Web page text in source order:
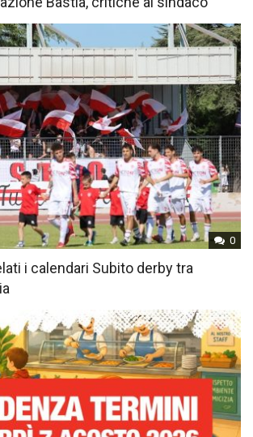
0
i calendari Subito derby tra